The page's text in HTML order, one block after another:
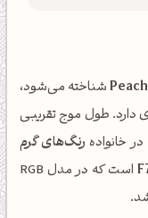
شناخته می‌شود،
جای دارد. طول موج تقریبی
رنگ‌های گرم
است که در مدل RGB